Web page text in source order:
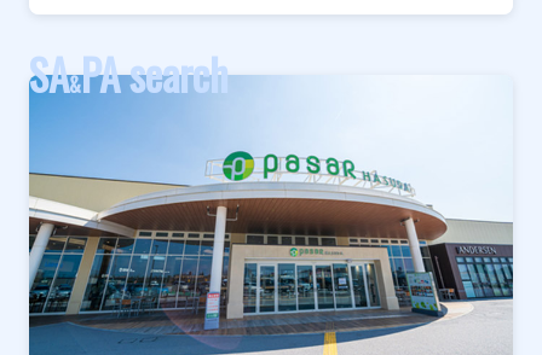
1号羽田線(大井連絡)<西行>
通行止・規制の情報はありません。
湾岸分岐線<東行>
SA&PA search